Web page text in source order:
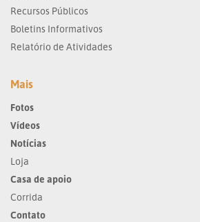
Recursos Públicos
Boletins Informativos
Relatório de Atividades
Mais
Fotos
Vídeos
Notícias
Loja
Casa de apoio
Corrida
Contato